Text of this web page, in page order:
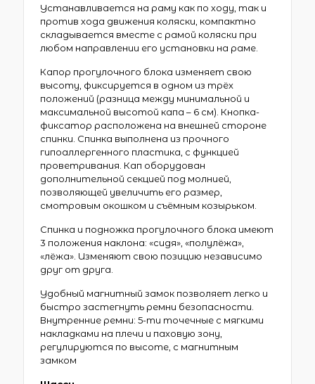
Устанавливается на раму как по ходу, так и
против хода движения коляски, компактно
складывается вместе с рамой коляски при
любом направлении его установки на раме.
Капор прогулочного блока изменяет свою
высоту, фиксируется в одном из трёх
положений (разница между минимальной и
максимальной высотой капа – 6 см). Кнопка-
фиксатор расположена на внешней стороне
спинки. Спинка выполнена из прочного
гипоаллергенного пластика, с функцией
проветривания. Кап оборудован
дополнительной секцией под молнией,
позволяющей увеличить его размер,
смотровым окошком и съёмным козырьком.
Спинка и подножка прогулочного блока имеют
3 положения наклона: «сидя», «полулёжа»,
«лёжа». Изменяют свою позицию независимо
друг от друга.
Удобный магнитный замок позволяет легко и
быстро застегнуть ремни безопасности.
Внутренние ремни: 5-ти точечные с мягкими
накладками на плечи и паховую зону,
регулируются по высоте, с магнитным
замком